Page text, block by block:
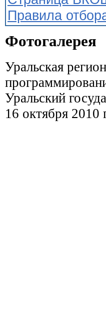
Правила
Фотогалерея
Уральская
Уральский
16 октября 2010